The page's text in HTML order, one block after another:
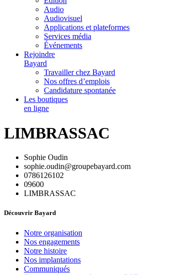
Audio
Audiovisuel
Applications et plateformes
Services média
Événements
Rejoindre
Bayard
Travailler chez Bayard
Nos offres d’emplois
Candidature spontanée
Les boutiques
en ligne
LIMBRASSAC
Sophie Oudin
sophie.oudin@groupebayard.com
0786126102
09600
LIMBRASSAC
Découvrir Bayard
Notre organisation
Nos engagements
Notre histoire
Nos implantations
Communiqués